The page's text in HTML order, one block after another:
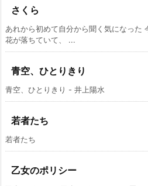
さくら
あれから初めて自分から聞く気になった
花が落ちていて、 ...
青空、ひとりきり
青空、ひとりきり - 井上陽水
若者たち
若者たち
乙女のポリシー